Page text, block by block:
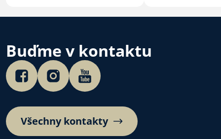
Buďme v kontaktu
Všechny kontakty